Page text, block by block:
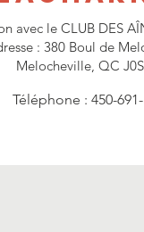
avec le CLUB DES
: 380 Boul de
Melocheville, QC
Téléphone : 450-